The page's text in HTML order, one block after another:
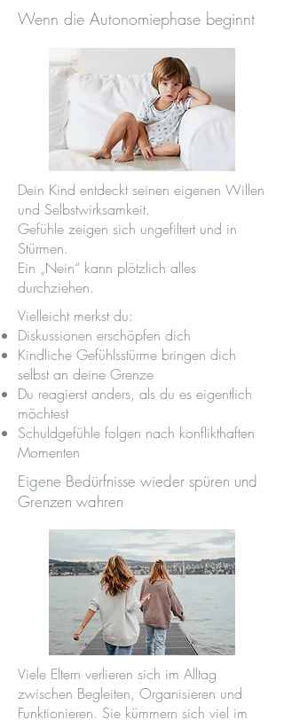
Wenn die Autonomiephase beginnt
Dein Kind entdeckt seinen eigenen Willen
und Selbstwirksamkeit.
Gefühle zeigen sich ungefiltert und in
Stürmen.
Ein „Nein“ kann plötzlich alles
durchziehen.
Vielleicht merkst du:
Diskussionen erschöpfen dich
Kindliche Gefühlsstürme bringen dich
selbst an deine Grenze
Du reagierst anders, als du es eigentlich
möchtest
Schuldgefühle folgen nach konflikthaften
Momenten
Eigene Bedürfnisse wieder spüren und
Grenzen wahren
Viele Eltern verlieren sich im Alltag
zwischen Begleiten, Organisieren und
Funktionieren. Sie kümmern sich viel im